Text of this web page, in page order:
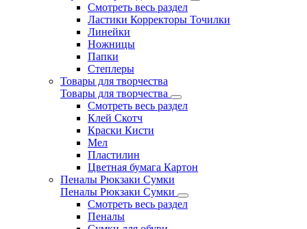
Смотреть весь раздел
Ластики Корректоры Точилки
Линейки
Ножницы
Папки
Степлеры
Товары для творчества
Товары для творчества
Смотреть весь раздел
Клей Скотч
Краски Кисти
Мел
Пластилин
Цветная бумага Картон
Пеналы Рюкзаки Сумки
Пеналы Рюкзаки Сумки
Смотреть весь раздел
Пеналы